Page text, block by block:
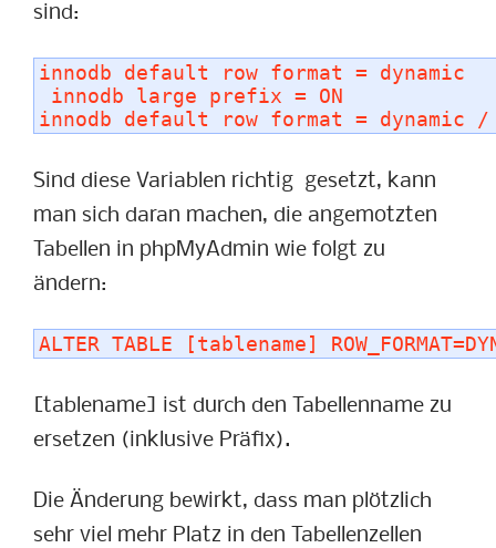
sind:
innodb default row format = dynamic
innodb large prefix = ON
innodb default row format = dynamic /
Sind diese Variablen richtig gesetzt, kann
man sich daran machen, die angemotzten
Tabellen in phpMyAdmin wie folgt zu
ändern:
ALTER TABLE [tablename]
[tablename] ist durch den Tabellenname zu
ersetzen (inklusive Präfix).
Die Änderung bewirkt, dass man plötzlich
sehr viel mehr Platz in den Tabellenzellen